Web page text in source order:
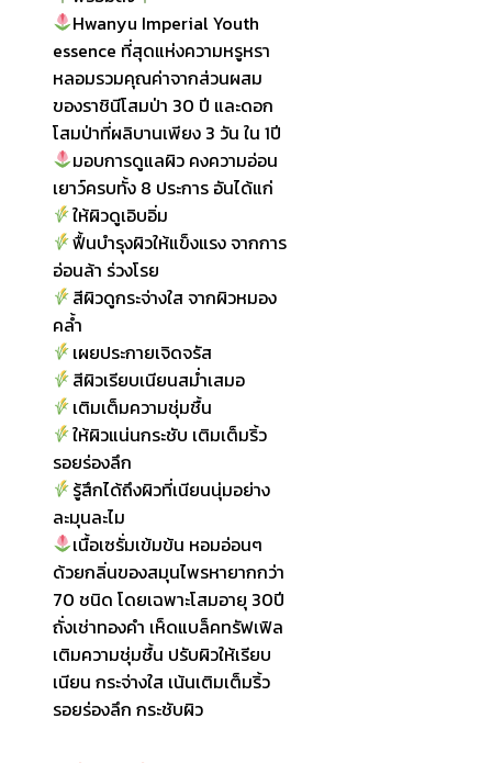
was:
฿15,600.
is:
฿9,490.
Hwanyu Imperial Youth
essence ที่สุดแห่งความหรูหรา
หลอมรวมคุณค่าจากส่วนผสม
ของราชินีโสมป่า 30 ปี และดอก
โสมป่าที่ผลิบานเพียง 3 วัน ใน 1ปี
มอบการดูแลผิว คงความอ่อน
เยาว์ครบทั้ง 8 ประการ อันได้แก่
ให้ผิวดูเอิบอิ่ม
ฟื้นบำรุงผิวให้แข็งแรง จากการ
อ่อนล้า ร่วงโรย
สีผิวดูกระจ่างใส จากผิวหมอง
คล้ำ
เผยประกายเจิดจรัส
สีผิวเรียบเนียนสม่ำเสมอ
เติมเต็มความชุ่มชื้น
ให้ผิวแน่นกระชับ เติมเต็มริ้ว
รอยร่องลึก
รู้สึกได้ถึงผิวที่เนียนนุ่มอย่าง
ละมุนละไม
เนื้อเซรั่มเข้มข้น หอมอ่อนๆ
ด้วยกลิ่นของสมุนไพรหายากกว่า
70 ชนิด โดยเฉพาะโสมอายุ 30ปี
ถั่งเช่าทองคำ เห็ดแบล็คทรัฟเฟิล
เติมความชุ่มชื้น ปรับผิวให้เรียบ
เนียน กระจ่างใส เน้นเติมเต็มริ้ว
รอยร่องลึก กระชับผิว